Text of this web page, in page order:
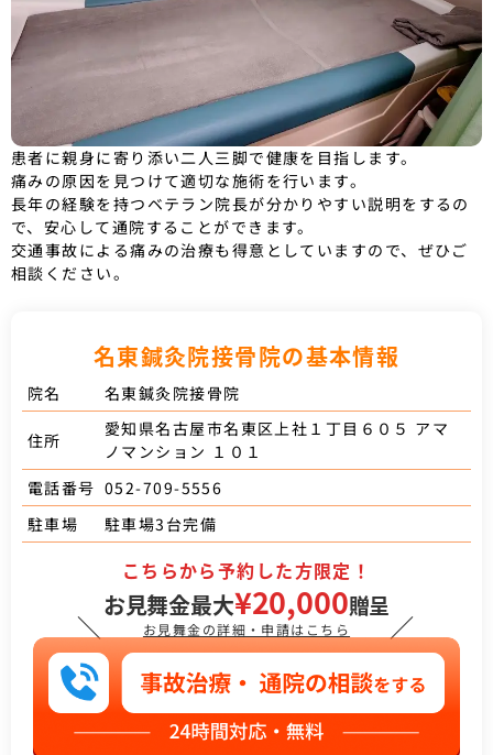
患者に親身に寄り添い二人三脚で健康を目指します。
痛みの原因を見つけて適切な施術を行います。
長年の経験を持つベテラン院長が分かりやすい説明をするの
で、安心して通院することができます。
交通事故による痛みの治療も得意としていますので、ぜひご
相談ください。
名東鍼灸院接骨院の基本情報
院名 名東鍼灸院接骨院
住所
愛知県名古屋市名東区上社１丁目６０５ アマ
ノマンション １０１
電話番号 052-709-5556
駐車場
駐車場3台完備
＼
こちらから予約した方限定！
お見舞金最大¥20,000贈呈
お見舞金の詳細・申請はこちら ／